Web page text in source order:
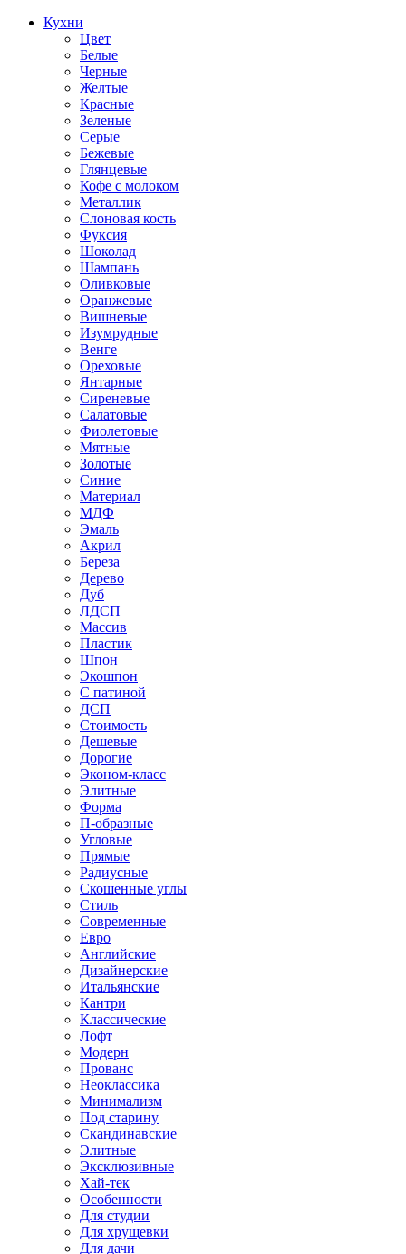
Кухни
Цвет
Белые
Черные
Желтые
Красные
Зеленые
Серые
Бежевые
Глянцевые
Кофе с молоком
Металлик
Слоновая кость
Фуксия
Шоколад
Шампань
Оливковые
Оранжевые
Вишневые
Изумрудные
Венге
Ореховые
Янтарные
Сиреневые
Салатовые
Фиолетовые
Мятные
Золотые
Синие
Материал
МДФ
Эмаль
Акрил
Береза
Дерево
Дуб
ЛДСП
Массив
Пластик
Шпон
Экошпон
С патиной
ДСП
Стоимость
Дешевые
Дорогие
Эконом-класс
Элитные
Форма
П-образные
Угловые
Прямые
Радиусные
Скошенные углы
Стиль
Современные
Евро
Английские
Дизайнерские
Итальянские
Кантри
Классические
Лофт
Модерн
Прованс
Неоклассика
Минимализм
Под старину
Скандинавские
Элитные
Эксклюзивные
Хай-тек
Особенности
Для студии
Для хрущевки
Для дачи